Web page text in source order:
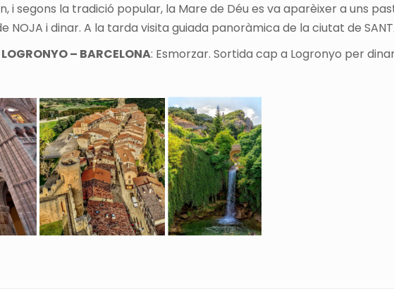
i segons la tradició popular, la Mare de Déu es va aparèixer a uns
i dinar. A la tarda visita guiada panoràmica de la ciutat de
– BARCELONA: Esmorzar. Sortida cap a Logronyo per